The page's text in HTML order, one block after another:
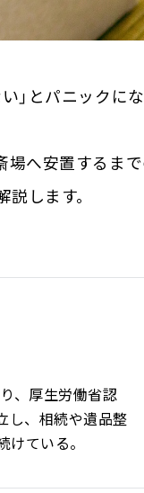
」とパニックに
場へ安置するま
します。
、厚生労働省認
し、相続や遺品整
ている。